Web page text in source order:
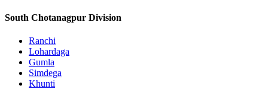
South Chotanagpur Division
Ranchi
Lohardaga
Gumla
Simdega
Khunti